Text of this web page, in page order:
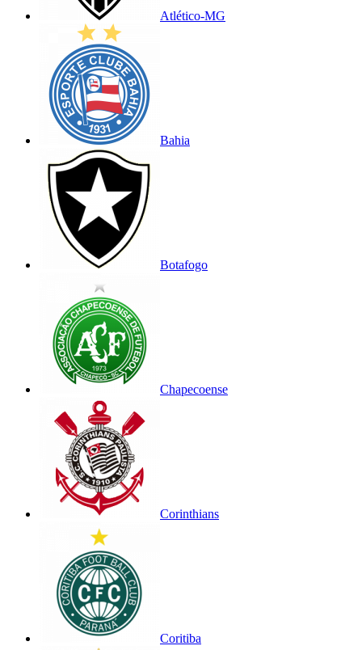
Atlético-MG
Bahia
Botafogo
Chapecoense
Corinthians
Coritiba